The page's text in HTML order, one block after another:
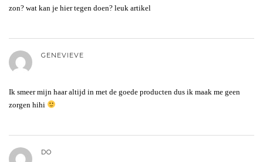
zon? wat kan je hier tegen doen? leuk artikel
GENEVIEVE
Ik smeer mijn haar altijd in met de goede producten dus ik maak me geen
zorgen hihi
DO